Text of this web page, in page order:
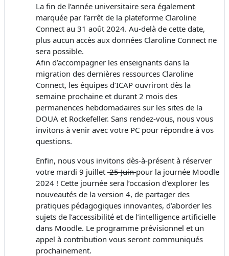
La fin de l’année universitaire sera également
marquée par l’arrêt de la plateforme Claroline
Connect au 31 août 2024. Au-delà de cette date,
plus aucun accès aux données Claroline Connect ne
sera possible.
Afin d’accompagner les enseignants dans la
migration des dernières ressources Claroline
Connect, les équipes d’ICAP ouvriront dès la
semaine prochaine et durant 2 mois des
permanences hebdomadaires sur les sites de la
DOUA et Rockefeller. Sans rendez-vous, nous vous
invitons à venir avec votre PC pour répondre à vos
questions.
Enfin, nous vous invitons dès-à-présent à réserver
votre mardi 9 juillet 25 Juinpour la journée Moodle
2024 ! Cette journée sera l’occasion d’explorer les
nouveautés de la version 4, de partager des
pratiques pédagogiques innovantes, d’aborder les
sujets de l’accessibilité et de l’intelligence artificielle
dans Moodle. Le programme prévisionnel et un
appel à contribution vous seront communiqués
prochainement.